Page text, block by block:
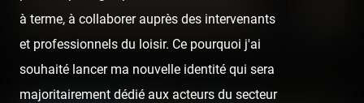
Oui, nous sommes sur place !
à terme, à collaborer auprès des intervenants
et professionnels du loisir. Ce pourquoi j'ai
souhaité lancer ma nouvelle identité qui sera
majoritairement dédié aux acteurs du secteur